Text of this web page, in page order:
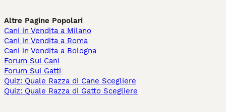
Altre Pagine Popolari
Cani in Vendita a Milano
Cani in Vendita a Roma
Cani in Vendita a Bologna
Forum Sui Cani
Forum Sui Gatti
Quiz: Quale Razza di Cane Scegliere
Quiz: Quale Razza di Gatto Scegliere